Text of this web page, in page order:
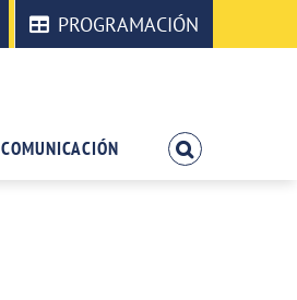
PROGRAMACIÓN
COMUNICACIÓN